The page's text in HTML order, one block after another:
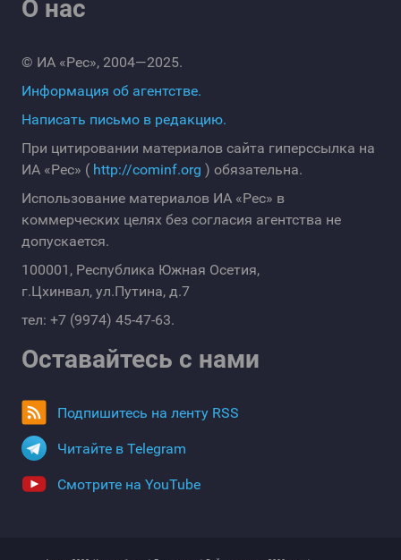
О нас
© ИА «Рес», 2004—2025.
Информация об агентстве.
Написать письмо в редакцию.
При цитировании материалов сайта гиперссылка на
ИА «Рес» ( http://cominf.org ) обязательна.
Использование материалов ИА «Рес» в
коммерческих целях без согласия агентства не
допускается.
100001, Республика Южная Осетия,
г.Цхинвал, ул.Путина, д.7
тел: +7 (9974) 45-47-63.
Оставайтесь с нами
Подпишитесь на ленту RSS
Читайте в Telegram
Смотрите на YouTube